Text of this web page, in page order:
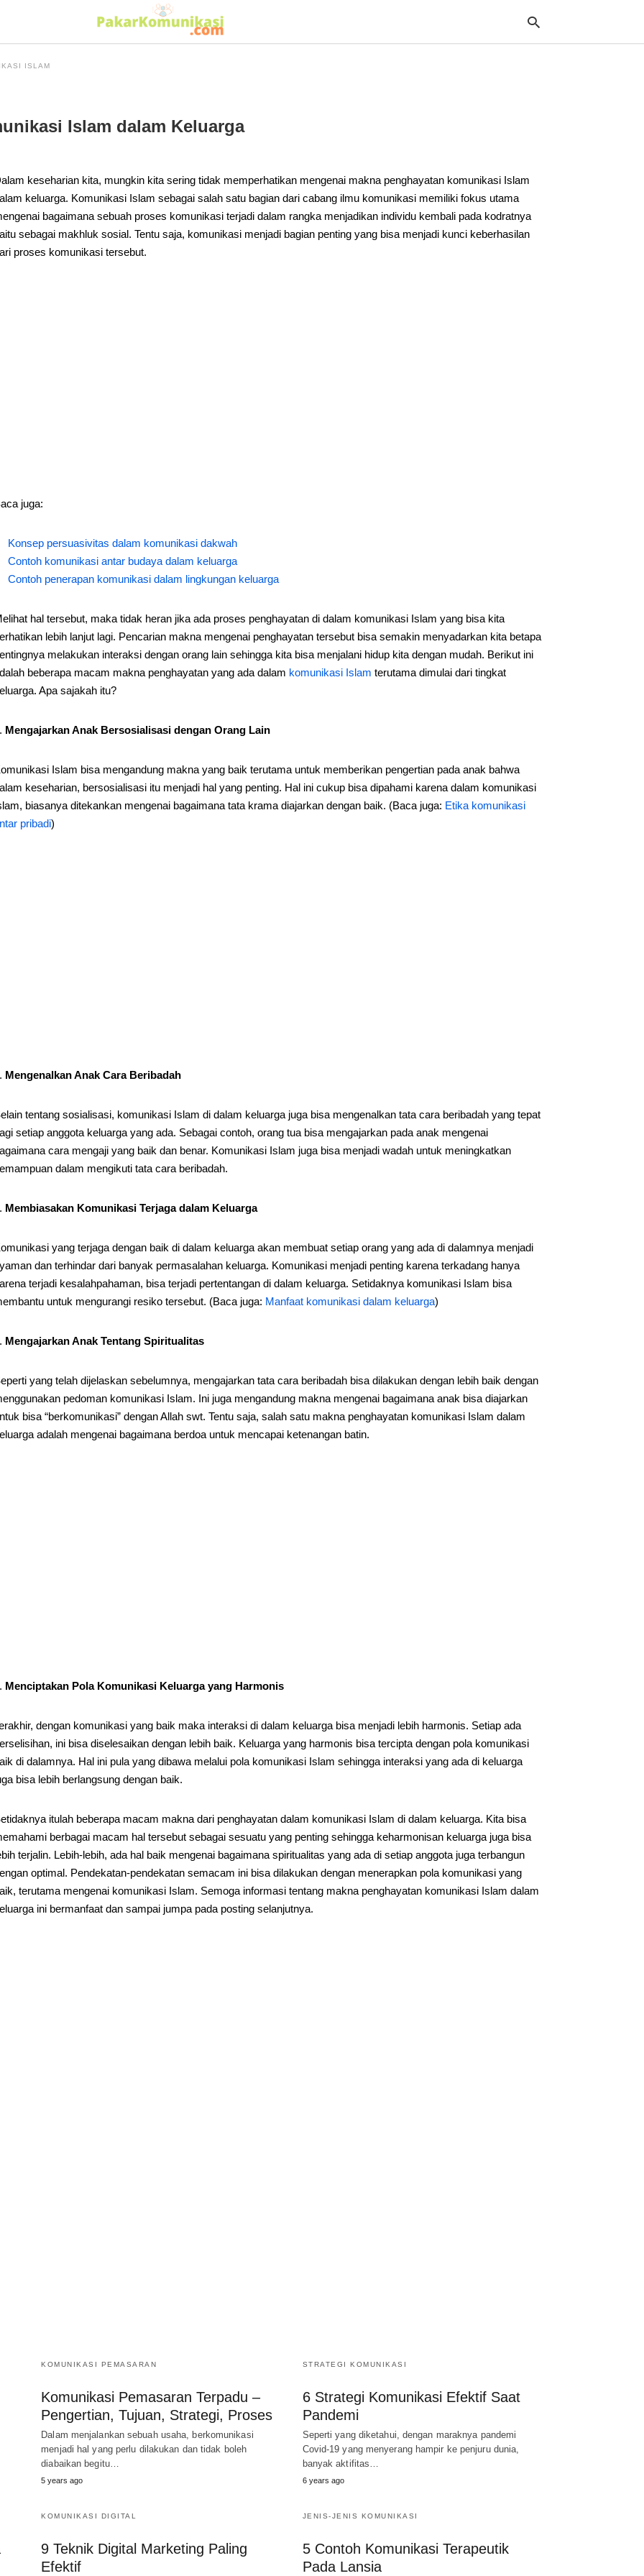
ISLAM
Islam dalam Keluarga
keseharian kita, mungkin kita sering tidak memperhatikan mengenai makna penghayatan komunikasi Islam
keluarga. Komunikasi Islam sebagai salah satu bagian dari cabang ilmu komunikasi memiliki fokus utama
bagaimana sebuah proses komunikasi terjadi dalam rangka menjadikan individu kembali pada kodratnya
sebagai makhluk sosial. Tentu saja, komunikasi menjadi bagian penting yang bisa menjadi kunci keberhasilan
proses komunikasi tersebut.
juga:
Konsep persuasivitas dalam komunikasi dakwah
Contoh komunikasi antar budaya dalam keluarga
Contoh penerapan komunikasi dalam lingkungan keluarga
hal tersebut, maka tidak heran jika ada proses penghayatan di dalam komunikasi Islam yang bisa kita
lebih lanjut lagi. Pencarian makna mengenai penghayatan tersebut bisa semakin menyadarkan kita betapa
melakukan interaksi dengan orang lain sehingga kita bisa menjalani hidup kita dengan mudah. Berikut ini
beberapa macam makna penghayatan yang ada dalam komunikasi Islam terutama dimulai dari tingkat
Apa sajakah itu?
Mengajarkan Anak Bersosialisasi dengan Orang Lain
Islam bisa mengandung makna yang baik terutama untuk memberikan pengertian pada anak bahwa
keseharian, bersosialisasi itu menjadi hal yang penting. Hal ini cukup bisa dipahami karena dalam komunikasi
biasanya ditekankan mengenai bagaimana tata krama diajarkan dengan baik. (Baca juga: Etika komunikasi
pribadi)
Mengenalkan Anak Cara Beribadah
tentang sosialisasi, komunikasi Islam di dalam keluarga juga bisa mengenalkan tata cara beribadah yang tepat
setiap anggota keluarga yang ada. Sebagai contoh, orang tua bisa mengajarkan pada anak mengenai
cara mengaji yang baik dan benar. Komunikasi Islam juga bisa menjadi wadah untuk meningkatkan
dalam mengikuti tata cara beribadah.
Membiasakan Komunikasi Terjaga dalam Keluarga
yang terjaga dengan baik di dalam keluarga akan membuat setiap orang yang ada di dalamnya menjadi
dan terhindar dari banyak permasalahan keluarga. Komunikasi menjadi penting karena terkadang hanya
terjadi kesalahpahaman, bisa terjadi pertentangan di dalam keluarga. Setidaknya komunikasi Islam bisa
untuk mengurangi resiko tersebut. (Baca juga: Manfaat komunikasi dalam keluarga)
Mengajarkan Anak Tentang Spiritualitas
yang telah dijelaskan sebelumnya, mengajarkan tata cara beribadah bisa dilakukan dengan lebih baik dengan
pedoman komunikasi Islam. Ini juga mengandung makna mengenai bagaimana anak bisa diajarkan
bisa “berkomunikasi” dengan Allah swt. Tentu saja, salah satu makna penghayatan komunikasi Islam dalam
adalah mengenai bagaimana berdoa untuk mencapai ketenangan batin.
Menciptakan Pola Komunikasi Keluarga yang Harmonis
dengan komunikasi yang baik maka interaksi di dalam keluarga bisa menjadi lebih harmonis. Setiap ada
ini bisa diselesaikan dengan lebih baik. Keluarga yang harmonis bisa tercipta dengan pola komunikasi
di dalamnya. Hal ini pula yang dibawa melalui pola komunikasi Islam sehingga interaksi yang ada di keluarga
bisa lebih berlangsung dengan baik.
itulah beberapa macam makna dari penghayatan dalam komunikasi Islam di dalam keluarga. Kita bisa
berbagai macam hal tersebut sebagai sesuatu yang penting sehingga keharmonisan keluarga juga bisa
terjalin. Lebih-lebih, ada hal baik mengenai bagaimana spiritualitas yang ada di setiap anggota juga terbangun
optimal. Pendekatan-pendekatan semacam ini bisa dilakukan dengan menerapkan pola komunikasi yang
terutama mengenai komunikasi Islam. Semoga informasi tentang makna penghayatan komunikasi Islam dalam
ini bermanfaat dan sampai jumpa pada posting selanjutnya.
KOMUNIKASI PEMASARAN
Komunikasi Pemasaran Terpadu –
Pengertian, Tujuan, Strategi, Proses
Dalam menjalankan sebuah usaha, berkomunikasi
menjadi hal yang perlu dilakukan dan tidak boleh
diabaikan begitu…
5 years ago
STRATEGI KOMUNIKASI
6 Strategi Komunikasi Efektif Saat
Pandemi
Seperti yang diketahui, dengan maraknya pandemi
Covid-19 yang menyerang hampir ke penjuru dunia,
banyak aktifitas…
6 years ago
KOMUNIKASI DIGITAL
9 Teknik Digital Marketing Paling
Efektif
JENIS-JENIS KOMUNIKASI
5 Contoh Komunikasi Terapeutik
Pada Lansia